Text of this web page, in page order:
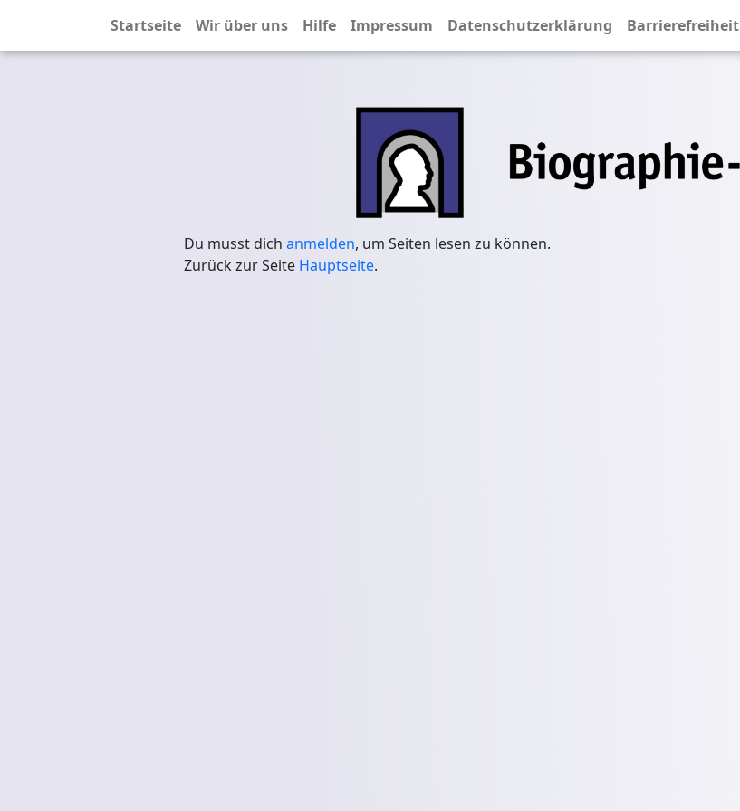
Startseite Wir über uns Hilfe Impressum Datenschutzerklärung Barrierefreiheit
Du musst dich anmelden, um Seiten lesen zu können.
Zurück zur Seite Hauptseite.